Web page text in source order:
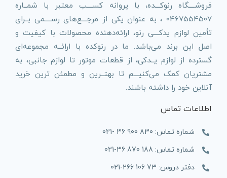
فروشــــگاه رنوکـــده، با پروانه کســــب معتبر با شمــاره
0467554507 ، به عنوان یکی از مرجـــع‌های رســــمی بــرای
تأمین لوازم یدکـــی رنو، ارائه‌دهنده محصولات با کیفیت و
اصل این برند می‌باشد. ما در رنوکده با ارائــه مجموعه‌ای
گسترده از لوازم یــدکی، از قطعات موتور تا لوازم جانبی، به
مشتریان کمک می‌کنیـــم تا بهتــرین و مطمئن ترین خرید
آنلاین خود را داشته باشند.
اطلاعات تماس
شماره تماس: 830 900 36 -021
شماره تماس: 188 870 36-021
دفتر دروس: 73 106 266-021